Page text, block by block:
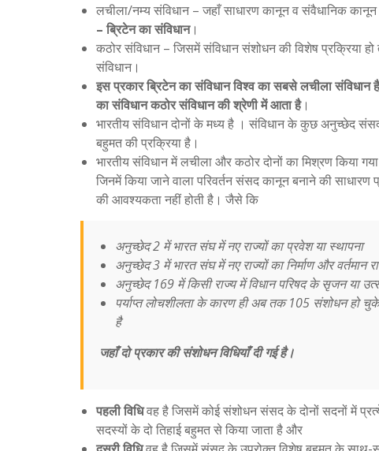
लचीला/नम्य संविधान – जहाँ साधारण कानून व संवैधानिक
– ब्रिटेन का संविधान।
कठोर संविधान – जिसमें संविधान संशोधन की विशेष प्रक्रिया
संविधान।
इस प्रकार ब्रिटेन का संविधान विश्व का सबसे लचीला संविधान
का संविधान कठोर संविधान की श्रेणी में आता है।
भारतीय संविधान दोनों के मध्य है । संविधान के कुछ अनुच्छेद
बहुमत की प्रक्रिया है।
भारतीय संविधान में लचीला और कठोर दोनों का मिश्रण किया
जिनमें किया जाने वाला परिवर्तन संसद कानून बनाने की
की आवश्यकता नहीं होती है। जैसे कि
अनुच्छेद 2 में भारत संघ में नए राज्यों का प्रवेश या स्थापना
अनुच्छेद 3 में भारत संघ में नए राज्यों का निर्माण और वर्तमान
अनुच्छेद 169 में किसी राज्य में विधान परिषद के सृजन या
पर्याप्त लोचशीलता के कारण ही अब तक 105 संशोधन हो
है
जहाँ दो प्रकार की संशोधन विधियाँ दी गई है।
पहली विधिवह है जिसमें कोई संशोधन संसद के दोनों सदनों में
सदस्यों के दो तिहाई बहुमत से किया जाता है और